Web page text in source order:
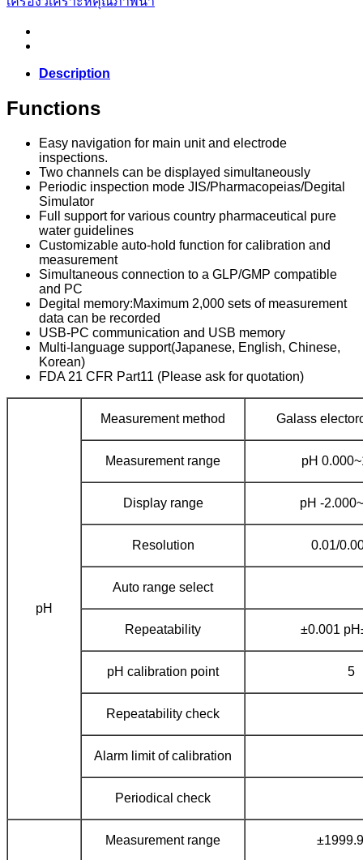
Description
Functions
Easy navigation for main unit and electrode
inspections.
Two channels can be displayed simultaneously
Periodic inspection mode JIS/Pharmacopeias/Degital
Simulator
Full support for various country pharmaceutical pure
water guidelines
Customizable auto-hold function for calibration and
measurement
Simultaneous connection to a GLP/GMP compatible
and PC
Degital memory:Maximum 2,000 sets of measurement
data can be recorded
USB-PC communication and USB memory
Multi-language support(Japanese, English, Chinese,
Korean)
FDA 21 CFR Part11 (Please ask for quotation)
pH
Measurement method Galass
Measurement range pH
Display range pH -
Resolution 0.01/
Auto range select
Repeatability ±0.001
pH calibration point 5
Repeatability check
Alarm limit of calibration
Periodical check
Measurement range